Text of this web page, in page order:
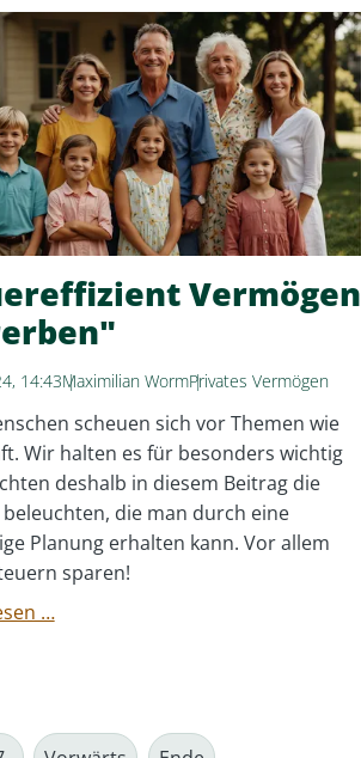
Geld
Nach
Meiner
Scheidung?
Vermögen
14:43Maximilian WormPrivates Vermögen
scheuen sich vor Themen wie
Wir halten es für besonders wichtig
deshalb in diesem Beitrag die
die man durch eine
Planung erhalten kann. Vor allem
sparen!
…Steuereffizient